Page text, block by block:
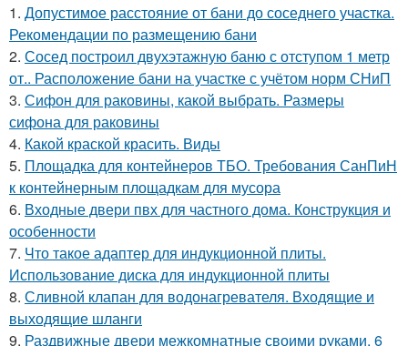
1. Допустимое расстояние от бани до соседнего участка.
Рекомендации по размещению бани
2. Сосед построил двухэтажную баню с отступом 1 метр
от.. Расположение бани на участке с учётом норм СНиП
3. Сифон для раковины, какой выбрать. Размеры
сифона для раковины
4. Какой краской красить. Виды
5. Площадка для контейнеров ТБО. Требования СанПиН
к контейнерным площадкам для мусора
6. Входные двери пвх для частного дома. Конструкция и
особенности
7. Что такое адаптер для индукционной плиты.
Использование диска для индукционной плиты
8. Сливной клапан для водонагревателя. Входящие и
выходящие шланги
9. Раздвижные двери межкомнатные своими руками. 6